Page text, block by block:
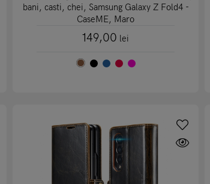
bani, casti, chei, Samsung Galaxy Z Fold4 -
CaseME, Maro
149,00 lei